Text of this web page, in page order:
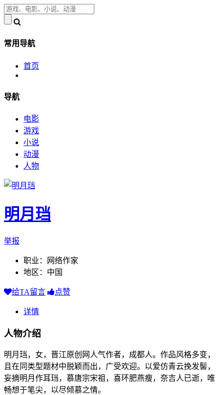
常用导航
首页
导航
电影
游戏
小说
动漫
人物
明月珰
举报
职业：网络作家
地区：中国
给TA留言 点赞
详情
人物介绍
明月珰，女，晋江原创网人气作者，成都人。作品风格多变，
且在同类型题材中脱颖而出，广受欢迎。以爱仿青云挽发髻，
妄摘明月作耳珰，慕唐宗宋祖，喜环肥燕瘦，奈吉人已逝，唯
畅想于笔尖，以尽倾慕之情。